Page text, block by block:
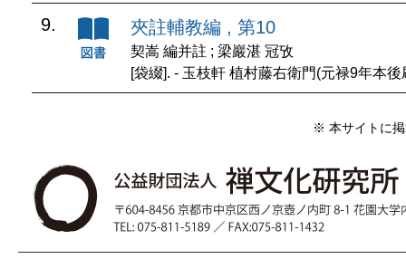
9. 夾註輔教編 , 第10
契嵩 編并註 ; 梁巖湛 冠攷
[袋綴]. - 玉枝軒 植村藤右衛門(元禄9年本後
※ 本サイトに